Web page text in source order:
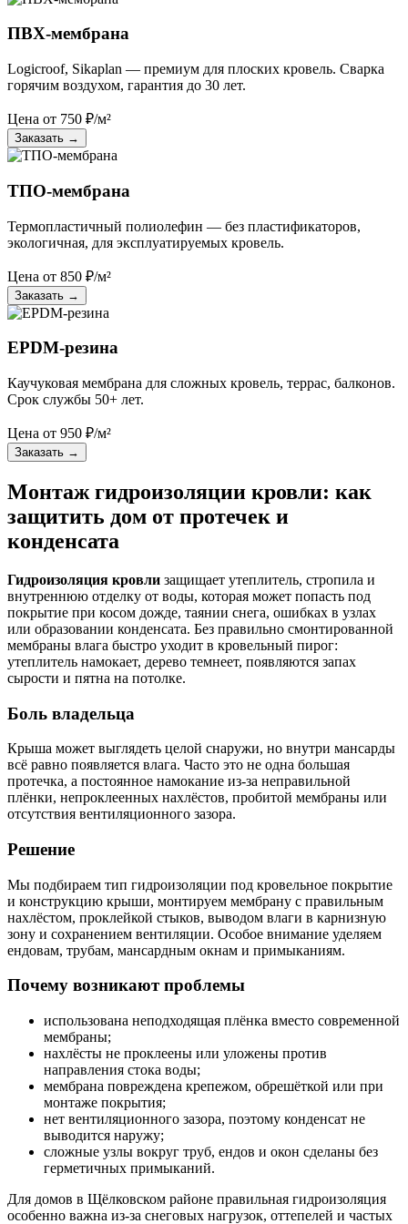
ПВХ-мембрана
Logicroof, Sikaplan — премиум для плоских кровель. Сварка
горячим воздухом, гарантия до 30 лет.
Цена от 750 ₽/м²
Заказать →
ТПО-мембрана
Термопластичный полиолефин — без пластификаторов,
экологичная, для эксплуатируемых кровель.
Цена от 850 ₽/м²
Заказать →
EPDM-резина
Каучуковая мембрана для сложных кровель, террас, балконов.
Срок службы 50+ лет.
Цена от 950 ₽/м²
Заказать →
Монтаж гидроизоляции кровли: как
защитить дом от протечек и
конденсата
Гидроизоляция кровли защищает утеплитель, стропила и
внутреннюю отделку от воды, которая может попасть под
покрытие при косом дожде, таянии снега, ошибках в узлах
или образовании конденсата. Без правильно смонтированной
мембраны влага быстро уходит в кровельный пирог:
утеплитель намокает, дерево темнеет, появляются запах
сырости и пятна на потолке.
Боль владельца
Крыша может выглядеть целой снаружи, но внутри мансарды
всё равно появляется влага. Часто это не одна большая
протечка, а постоянное намокание из-за неправильной
плёнки, непроклеенных нахлёстов, пробитой мембраны или
отсутствия вентиляционного зазора.
Решение
Мы подбираем тип гидроизоляции под кровельное покрытие
и конструкцию крыши, монтируем мембрану с правильным
нахлёстом, проклейкой стыков, выводом влаги в карнизную
зону и сохранением вентиляции. Особое внимание уделяем
ендовам, трубам, мансардным окнам и примыканиям.
Почему возникают проблемы
использована неподходящая плёнка вместо современной
мембраны;
нахлёсты не проклеены или уложены против
направления стока воды;
мембрана повреждена крепежом, обрешёткой или при
монтаже покрытия;
нет вентиляционного зазора, поэтому конденсат не
выводится наружу;
сложные узлы вокруг труб, ендов и окон сделаны без
герметичных примыканий.
Для домов в Щёлковском районе правильная гидроизоляция
особенно важна из-за снеговых нагрузок, оттепелей и частых